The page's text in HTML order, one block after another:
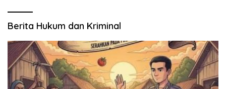
Berita Hukum dan Kriminal